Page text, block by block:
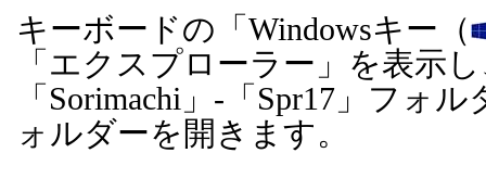
キーボードの「 Windowsキー（
「エクスプローラー」を表示
「 Sorimachi 」 - 「 Spr17 」フォル
ォルダーを開きます。